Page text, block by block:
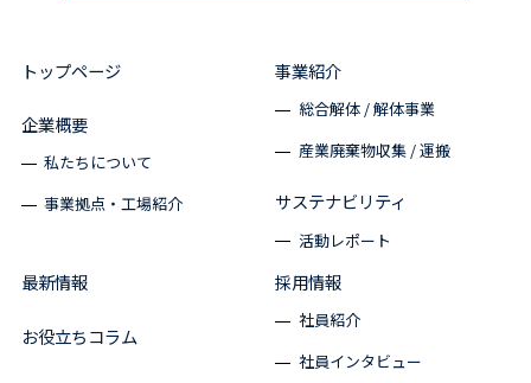
トップページ
企業概要
私たちについて
事業拠点・工場紹介
事業紹介
総合解体 / 解体事業
産業廃棄物収集 / 運搬
サステナビリティ
活動レポート
最新情報
お役立ちコラム
採用情報
社員紹介
社員インタビュー